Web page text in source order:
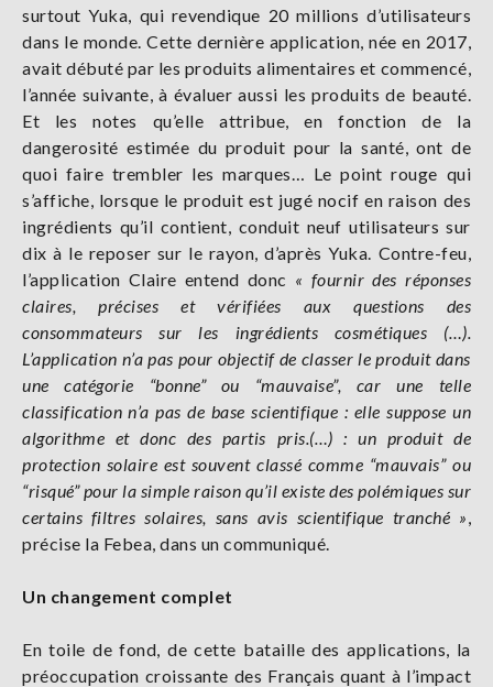
surtout Yuka, qui revendique 20 millions d’utilisateurs
dans le monde. Cette dernière application, née en 2017,
avait débuté par les produits alimentaires et commencé,
l’année suivante, à évaluer aussi les produits de beauté.
Et les notes qu’elle attribue, en fonction de la
dangerosité estimée du produit pour la santé, ont de
quoi faire trembler les marques… Le point rouge qui
s’affiche, lorsque le produit est jugé nocif en raison des
ingrédients qu’il contient, conduit neuf utilisateurs sur
dix à le reposer sur le rayon, d’après Yuka. Contre-feu,
l’application Claire entend donc « fournir des réponses
claires, précises et vérifiées aux questions des
consommateurs sur les ingrédients cosmétiques (…).
L’application n’a pas pour objectif de classer le produit dans
une catégorie “bonne” ou “mauvaise”, car une telle
classification n’a pas de base scientifique : elle suppose un
algorithme et donc des partis pris.(…) : un produit de
protection solaire est souvent classé comme “mauvais” ou
“risqué” pour la simple raison qu’il existe des polémiques sur
certains filtres solaires, sans avis scientifique tranché »,
précise la Febea, dans un communiqué.
Un changement complet
En toile de fond, de cette bataille des applications, la
préoccupation croissante des Français quant à l’impact